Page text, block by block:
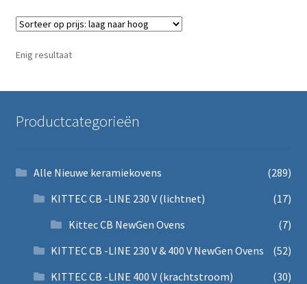
Enig resultaat
Productcategorieën
Alle Nieuwe keramiekovens
(289)
KITTEC CB -LINE 230 V (lichtnet)
(17)
Kittec CB NewGen Ovens
(7)
KITTEC CB -LINE 230 V & 400 V NewGen Ovens
(52)
KITTEC CB -LINE 400 V (krachtstroom)
(30)